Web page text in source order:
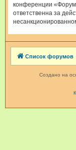
конференции
ответственна за
Список форумов
Создано на